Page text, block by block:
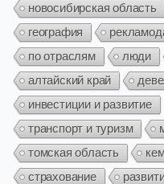
новосибирская область
география
по отраслям
люди
алтайский край
инвестиции и развитие
транспорт и туризм
томская область
страхование